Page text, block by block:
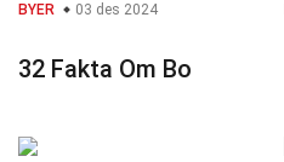
BYER 03 des 2024
32 Fakta Om Bo